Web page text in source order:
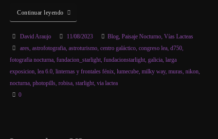
Continuar leyendo
David Araujo 11/08/2023 Blog, Paisaje Nocturno, Vías Lacteas
ares, astrofotografia, astroturismo, centro galáctico, congreso lea, d750,
fotografia nocturna, fundacion_starlight, fundacionstarlight, galicia, larga
exposicion, lea 6.0, linternas y frontales fénix, lumecube, milky way, muras, nikon,
nocturna, photopills, robisa, starlight, via lactea
0